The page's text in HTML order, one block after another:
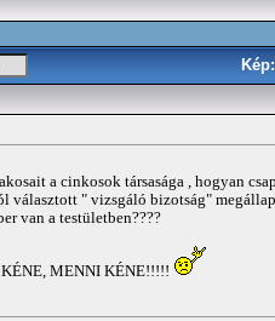
Kép:
a cinkosok társasága , hogyan
" vizsgáló bizotság"
van a testületben????
MENNI KÉNE!!!!!